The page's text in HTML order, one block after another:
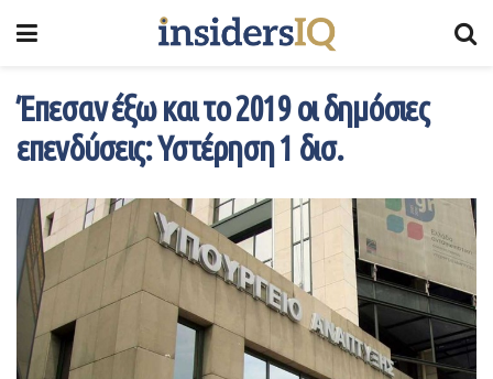
Έπεσαν έξω και το 2019 οι δημόσιες
επενδύσεις: Υστέρηση 1 δισ.